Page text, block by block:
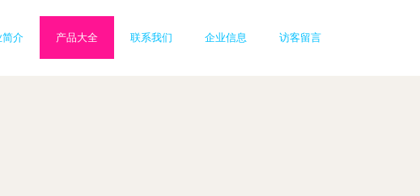
简介 产品大全 联系我们 企业信息 访客留言